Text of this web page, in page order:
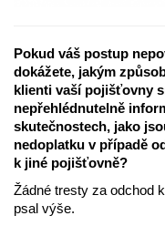
Pokud váš postup
dokážete, jakým
klienti vaší pojišťovny
nepřehlédnutelně
skutečnostech, jako
nedoplatku v případě
k jiné pojišťovně?
Žádné tresty za odchod
psal výše.